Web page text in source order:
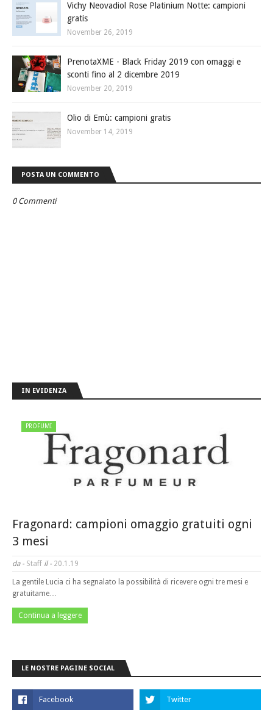
Vichy Neovadiol Rose Platinium Notte: campioni
gratis
November 26, 2019
PrenotaXME - Black Friday 2019 con omaggi e
sconti fino al 2 dicembre 2019
November 20, 2019
Olio di Emù: campioni gratis
November 14, 2019
POSTA UN COMMENTO
0 Commenti
IN EVIDENZA
PROFUMI
Fragonard: campioni omaggio gratuiti ogni
3 mesi
da - Staff il - 20.1.19
La gentile Lucia ci ha segnalato la possibilità di ricevere ogni tre mesi e
gratuitame…
Continua a leggere
LE NOSTRE PAGINE SOCIAL